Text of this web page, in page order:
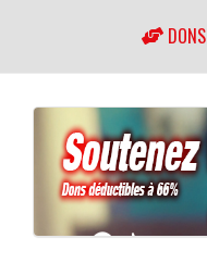
DONS